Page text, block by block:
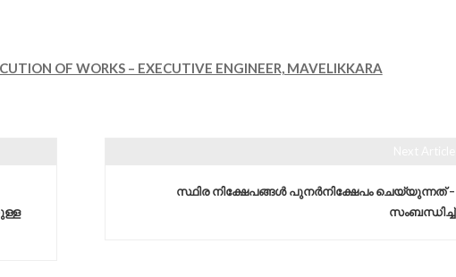
OF WORKS – EXECUTIVE ENGINEER, MAVELIKKARA
സ്ഥിര നിക്ഷേപങ്ങൾ പുനർനിക്ഷേപം ചെയ്യുന്നത് –
സംബന്ധിച്ച്